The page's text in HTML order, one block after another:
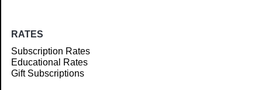
RATES
Subscription Rates
Educational Rates
Gift Subscriptions